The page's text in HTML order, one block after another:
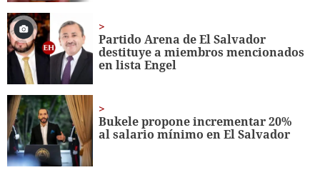
Partido Arena de El Salvador
destituye a miembros mencionados
en lista Engel
Bukele propone incrementar 20%
al salario mínimo en El Salvador